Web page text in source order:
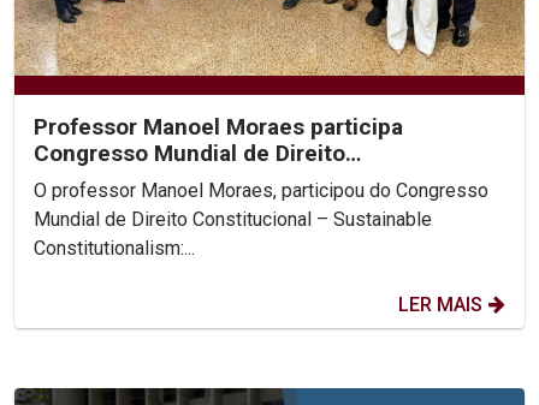
Professor Manoel Moraes participa
Congresso Mundial de Direito
Constitucional, na Colômbia.
O professor Manoel Moraes, participou do Congresso
Mundial de Direito Constitucional – Sustainable
Constitutionalism:...
LER MAIS